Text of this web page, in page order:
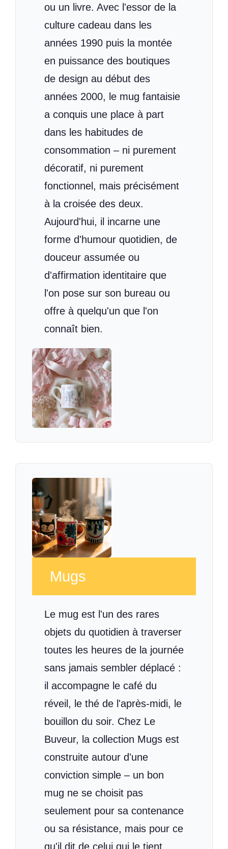
ou un livre. Avec l'essor de la
culture cadeau dans les
années 1990 puis la montée
en puissance des boutiques
de design au début des
années 2000, le mug fantaisie
a conquis une place à part
dans les habitudes de
consommation – ni purement
décoratif, ni purement
fonctionnel, mais précisément
à la croisée des deux.
Aujourd'hui, il incarne une
forme d'humour quotidien, de
douceur assumée ou
d'affirmation identitaire que
l'on pose sur son bureau ou
offre à quelqu'un que l'on
connaît bien.
Mugs
Le mug est l'un des rares
objets du quotidien à traverser
toutes les heures de la journée
sans jamais sembler déplacé :
il accompagne le café du
réveil, le thé de l'après-midi, le
bouillon du soir. Chez Le
Buveur, la collection Mugs est
construite autour d'une
conviction simple – un bon
mug ne se choisit pas
seulement pour sa contenance
ou sa résistance, mais pour ce
qu'il dit de celui qui le tient.